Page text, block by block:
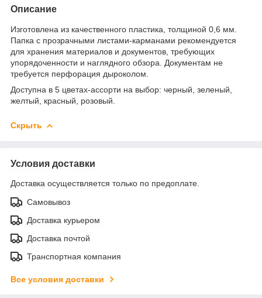
Описание
Изготовлена из качественного пластика, толщиной 0,6 мм.
Папка с прозрачными листами-карманами рекомендуется
для хранения материалов и документов, требующих
упорядоченности и наглядного обзора. Документам не
требуется перфорация дыроколом.
Доступна в 5 цветах-ассорти на выбор: черный, зеленый,
желтый, красный, розовый.
Скрыть
Условия доставки
Доставка осуществляется только по предоплате.
Самовывоз
Доставка курьером
Доставка почтой
Транспортная компания
Все условия доставки